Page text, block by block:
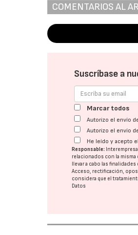
COMENTARIOS AL
Suscríbase a
Marcar todos
Autorizo el envío
Autorizo el envío
He leído y acepto
Responsable:
relacionados con la
llevar a cabo las
Acceso, rectificación,
considera que el
Datos